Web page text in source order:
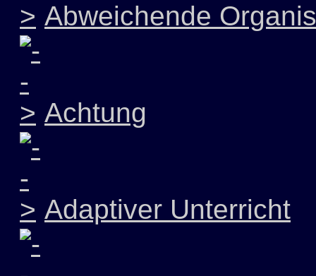
Abweichende
Achtung
Adaptiver Unterricht